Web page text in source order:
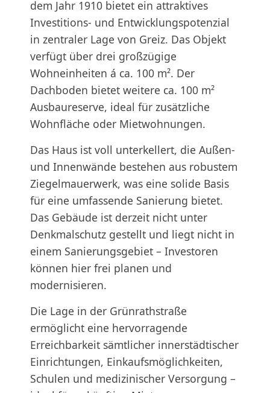
dem Jahr 1910 bietet ein attraktives
Investitions- und Entwicklungspotenzial
in zentraler Lage von Greiz. Das Objekt
verfügt über drei großzügige
Wohneinheiten á ca. 100 m². Der
Dachboden bietet weitere ca. 100 m²
Ausbaureserve, ideal für zusätzliche
Wohnfläche oder Mietwohnungen.
Das Haus ist voll unterkellert, die Außen-
und Innenwände bestehen aus robustem
Ziegelmauerwerk, was eine solide Basis
für eine umfassende Sanierung bietet.
Das Gebäude ist derzeit nicht unter
Denkmalschutz gestellt und liegt nicht in
einem Sanierungsgebiet – Investoren
können hier frei planen und
modernisieren.
Die Lage in der Grünrathstraße
ermöglicht eine hervorragende
Erreichbarkeit sämtlicher innerstädtischer
Einrichtungen, Einkaufsmöglichkeiten,
Schulen und medizinischer Versorgung –